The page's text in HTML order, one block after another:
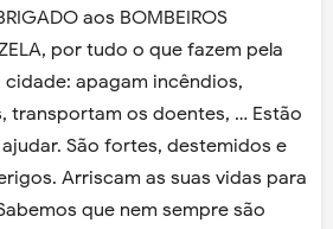
aos BOMBEIROS
por tudo o que fazem pela
apagam incêndios,
transportam os doentes, … Estão
São fortes, destemidos e
Arriscam as suas vidas para
que nem sempre são